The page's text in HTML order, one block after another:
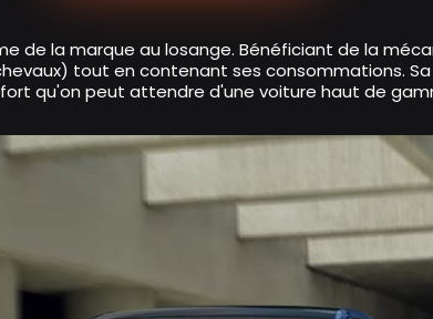
de la marque au losange. Bénéficiant de la
tout en contenant ses consommations.
qu'on peut attendre d'une voiture haut de